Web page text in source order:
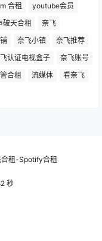
合租
youtube会员
破天合租
奈飞
奈飞小镇
奈飞推荐
认证电视盒子
奈飞账号
合租 流媒体
看奈飞
租-Spotify合租
秒